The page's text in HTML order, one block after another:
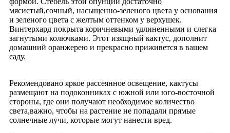
мясистый,сочный, насыщенно-зеленого цвета у основания
и зеленого цвета с желтым оттенком у верхушек.
Винтерхард покрыта коричневыми удлиненными и слегка
загнутыми колючками. Этот изящный кактус, дополнит
домашний оранжерею и прекрасно приживется в вашем
саду.
Рекомендовано яркое рассеянное освещение, кактусы
размещают на подоконниках с южной или юго-восточной
стороны, где они получают необходимое количество
света,важно, чтобы на растение не попадали прямые
солнечные лучи, которые могут нанести вред.